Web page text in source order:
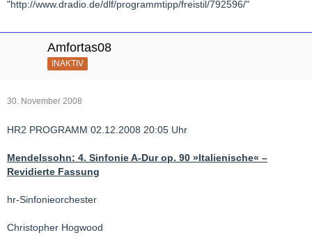
"http://www.dradio.de/dlf/programmtipp/freistil/792596/"
Amfortas08
INAKTIV
30. November 2008
HR2 PROGRAMM 02.12.2008 20:05 Uhr
Mendelssohn: 4. Sinfonie A-Dur op. 90 »Italienische« –
Revidierte Fassung
hr-Sinfonieorchester
Christopher Hogwood